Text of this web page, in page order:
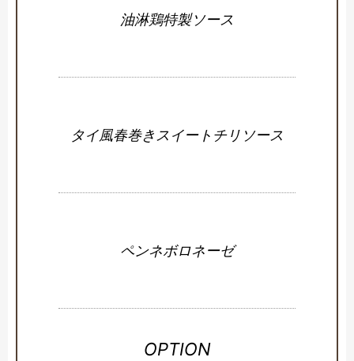
油淋鶏特製ソース
タイ風春巻きスイートチリソース
ペンネボロネーゼ
OPTION